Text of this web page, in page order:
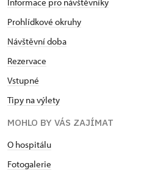
Prohlídkové okruhy
Návštěvní doba
Rezervace
Vstupné
Tipy na výlety
MOHLO BY VÁS ZAJÍMAT
O hospitálu
Fotogalerie